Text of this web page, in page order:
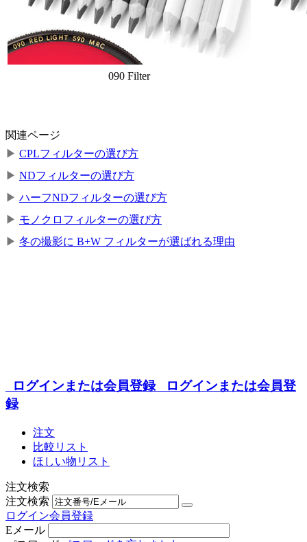
090 Filter
関連ページ
▶ CPLフィルターの選び方
▶ NDフィルターの選び方
▶ ハーフNDフィルターの選び方
▶ モノクロフィルターの選び方
▶ 冬の撮影に B+W フィルターが選ばれる理由
ログインまたは会員登録
ログインまたは会員登
録
注文
比較リスト
ほしい物リスト
注文検索
注文検索
ログイン会員登録
Eメール